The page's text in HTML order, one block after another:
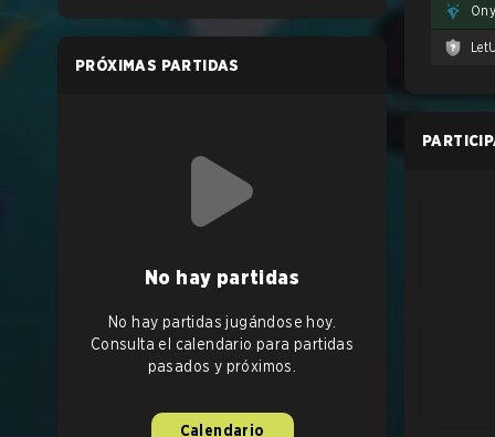
PRÓXIMAS PARTIDAS
No hay partidas
No hay partidas jugándose hoy.
Consulta el calendario para partidas
pasados y próximos.
Calendario